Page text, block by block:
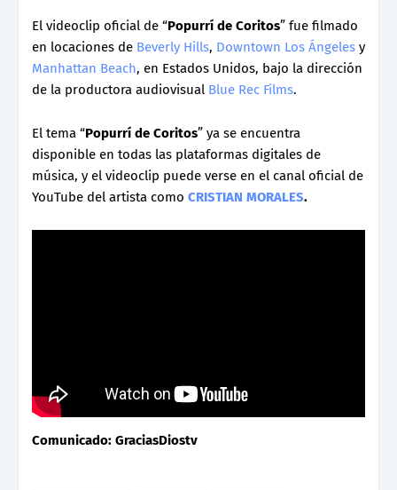
El videoclip oficial de “Popurrí de Coritos” fue filmado
en locaciones de Beverly Hills, Downtown Los Ángeles y
Manhattan Beach, en Estados Unidos, bajo la dirección
de la productora audiovisual Blue Rec Films.
El tema “Popurrí de Coritos” ya se encuentra
disponible en todas las plataformas digitales de
música, y el videoclip puede verse en el canal oficial de
YouTube del artista como CRISTIAN MORALES.
Comunicado: GraciasDiostv